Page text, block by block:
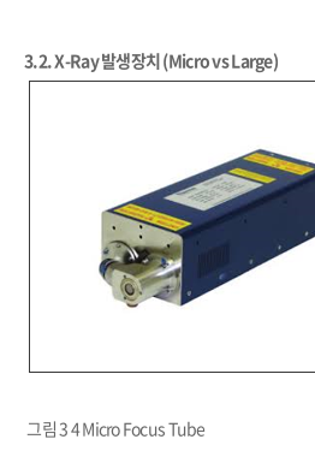
3.2.X-Ray 발생장치 (Micro vs Large)
그림 3 4 Micro Focus Tube